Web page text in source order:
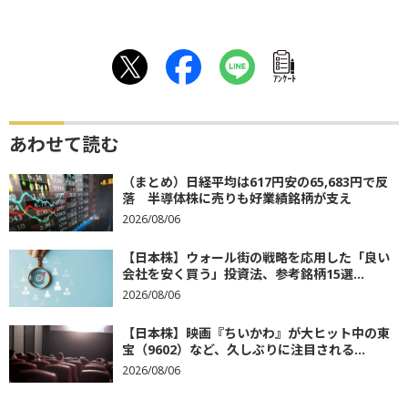
ｱﾝｹｰﾄ
あわせて読む
（まとめ）日経平均は617円安の65,683円で反
落 半導体株に売りも好業績銘柄が支え
2026/08/06
【日本株】ウォール街の戦略を応用した「良い
会社を安く買う」投資法、参考銘柄15選...
2026/08/06
【日本株】映画『ちいかわ』が大ヒット中の東
宝（9602）など、久しぶりに注目される...
2026/08/06